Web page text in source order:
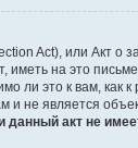
Act), или Акт
на это
ли это к вам, как
и не является
данный акт не